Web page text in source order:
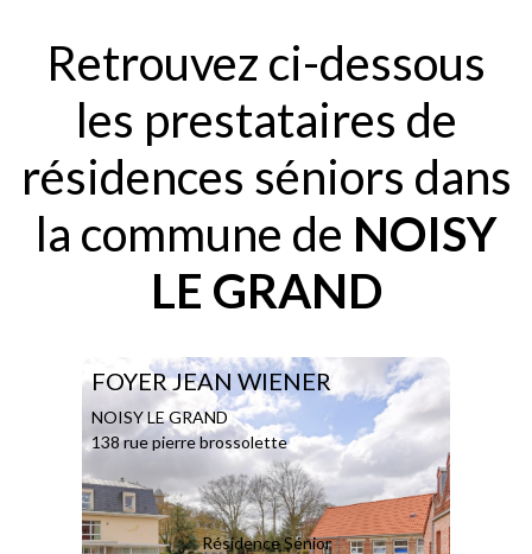
Retrouvez ci-dessous
les prestataires de
résidences séniors dans
la commune de NOISY
LE GRAND
FOYER JEAN WIENER
NOISY LE GRAND
138 rue pierre brossolette
Résidence Sénior